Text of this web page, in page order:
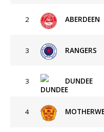
2 ABERDEEN
3 RANGERS
3 DUNDEE
4